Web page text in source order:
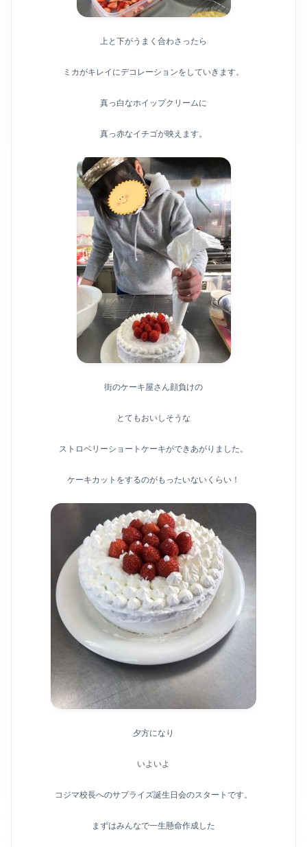
上と下がうまく合わさったら
ミカがキレイにデコレーションをしていきます。
真っ白なホイップクリームに
真っ赤なイチゴが映えます。
街のケーキ屋さん顔負けの
とてもおいしそうな
ストロベリーショートケーキができあがりました。
ケーキカットをするのがもったいないくらい！
夕方になり
いよいよ
コジマ校長へのサプライズ誕生日会のスタートです。
まずはみんなで一生懸命作成した